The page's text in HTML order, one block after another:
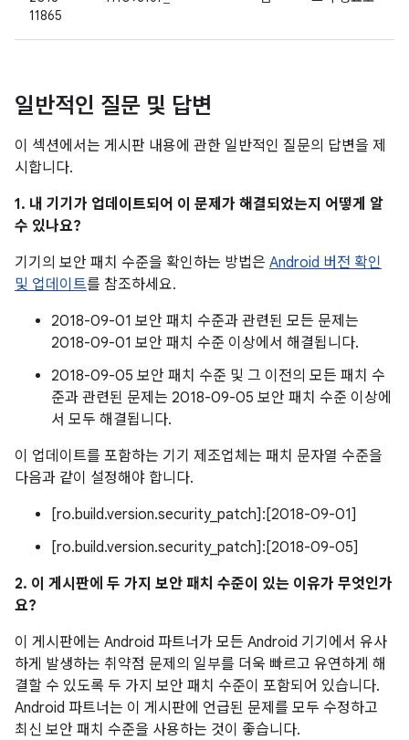
11865
일반적인 질문 및 답변
이 섹션에서는 게시판 내용에 관한 일반적인 질문의 답변을 제
시합니다.
1. 내 기기가 업데이트되어 이 문제가 해결되었는지 어떻게 알
수 있나요?
기기의 보안 패치 수준을 확인하는 방법은 Android 버전 확인
및 업데이트를 참조하세요.
2018-09-01 보안 패치 수준과 관련된 모든 문제는
2018-09-01 보안 패치 수준 이상에서 해결됩니다.
2018-09-05 보안 패치 수준 및 그 이전의 모든 패치 수
준과 관련된 문제는 2018-09-05 보안 패치 수준 이상에
서 모두 해결됩니다.
이 업데이트를 포함하는 기기 제조업체는 패치 문자열 수준을
다음과 같이 설정해야 합니다.
[ro.build.version.security_patch]:[2018-09-01]
[ro.build.version.security_patch]:[2018-09-05]
2. 이 게시판에 두 가지 보안 패치 수준이 있는 이유가 무엇인가
요?
이 게시판에는 Android 파트너가 모든 Android 기기에서 유사
하게 발생하는 취약점 문제의 일부를 더욱 빠르고 유연하게 해
결할 수 있도록 두 가지 보안 패치 수준이 포함되어 있습니다.
Android 파트너는 이 게시판에 언급된 문제를 모두 수정하고
최신 보안 패치 수준을 사용하는 것이 좋습니다.